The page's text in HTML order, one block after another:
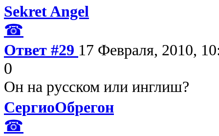
Sekret Angel
☎
Ответ #29 17 Февраля, 2010,
0
Он на русском или инглиш?
СергиоОбрегон
☎